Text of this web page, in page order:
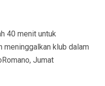
40 menit untuk
meninggalkan klub dalam
Jumat